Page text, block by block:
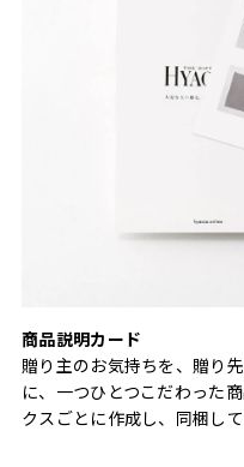
商品説明カード
贈り主のお気持ちを、贈り
に、一つひとつこだわった
クスごとに作成し、同梱して